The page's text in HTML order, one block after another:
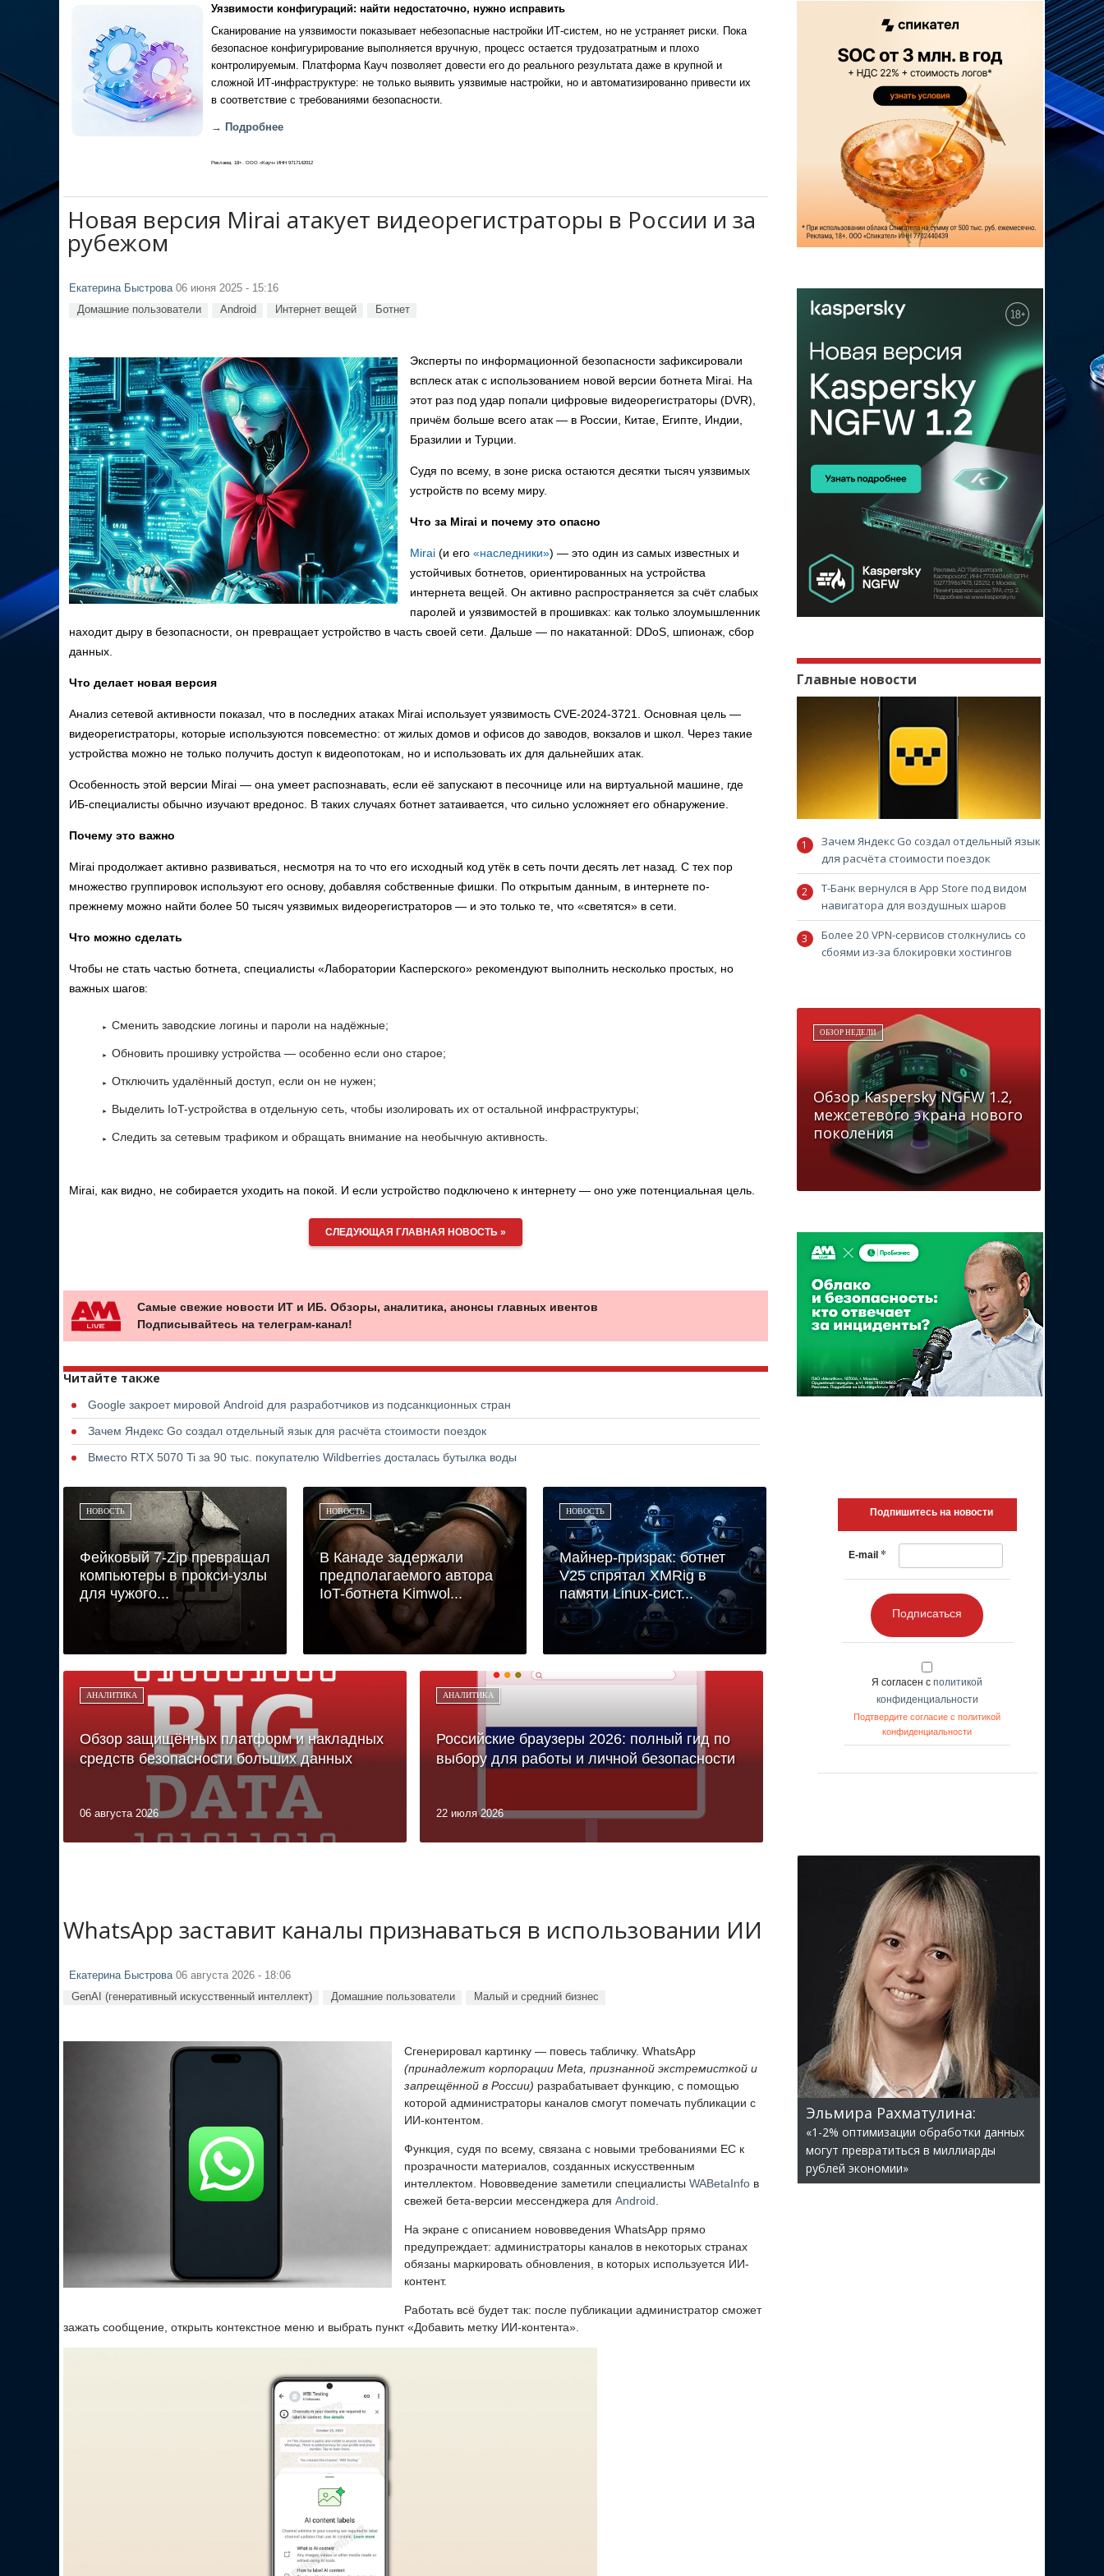
Уязвимости конфигураций: найти недостаточно, нужно исправить
Сканирование на уязвимости показывает небезопасные настройки ИТ-систем, но не устраняет риски. Пока
безопасное конфигурирование выполняется вручную, процесс остается трудозатратным и плохо
контролируемым. Платформа Кауч позволяет довести его до реального результата даже в крупной и
сложной ИТ-инфраструктуре: не только выявить уязвимые настройки, но и автоматизированно привести их
в соответствие с требованиями безопасности.
→ Подробнее
Реклама, 18+. ООО «Кауч» ИНН 9717142012
Новая версия Mirai атакует видеорегистраторы в России и за
рубежом
Екатерина Быстрова06 июня 2025 - 15:16
Домашние пользователи Android Интернет вещей Ботнет
Эксперты по информационной безопасности зафиксировали
всплеск атак с использованием новой версии ботнета Mirai. На
этот раз под удар попали цифровые видеорегистраторы (DVR),
причём больше всего атак — в России, Китае, Египте, Индии,
Бразилии и Турции.
Судя по всему, в зоне риска остаются десятки тысяч уязвимых
устройств по всему миру.
Что за Mirai и почему это опасно
Mirai (и его «наследники») — это один из самых известных и
устойчивых ботнетов, ориентированных на устройства
интернета вещей. Он активно распространяется за счёт слабых
паролей и уязвимостей в прошивках: как только злоумышленник
находит дыру в безопасности, он превращает устройство в часть своей сети. Дальше — по накатанной: DDoS, шпионаж, сбор
данных.
Что делает новая версия
Анализ сетевой активности показал, что в последних атаках Mirai использует уязвимость CVE-2024-3721. Основная цель —
видеорегистраторы, которые используются повсеместно: от жилых домов и офисов до заводов, вокзалов и школ. Через такие
устройства можно не только получить доступ к видеопотокам, но и использовать их для дальнейших атак.
Особенность этой версии Mirai — она умеет распознавать, если её запускают в песочнице или на виртуальной машине, где
ИБ-специалисты обычно изучают вредонос. В таких случаях ботнет затаивается, что сильно усложняет его обнаружение.
Почему это важно
Mirai продолжает активно развиваться, несмотря на то что его исходный код утёк в сеть почти десять лет назад. С тех пор
множество группировок используют его основу, добавляя собственные фишки. По открытым данным, в интернете по-
прежнему можно найти более 50 тысяч уязвимых видеорегистраторов — и это только те, что «светятся» в сети.
Что можно сделать
Чтобы не стать частью ботнета, специалисты «Лаборатории Касперского» рекомендуют выполнить несколько простых, но
важных шагов:
Сменить заводские логины и пароли на надёжные;
Обновить прошивку устройства — особенно если оно старое;
Отключить удалённый доступ, если он не нужен;
Выделить IoT-устройства в отдельную сеть, чтобы изолировать их от остальной инфраструктуры;
Следить за сетевым трафиком и обращать внимание на необычную активность.
Mirai, как видно, не собирается уходить на покой. И если устройство подключено к интернету — оно уже потенциальная цель.
СЛЕДУЮЩАЯ ГЛАВНАЯ НОВОСТЬ »
Самые свежие новости ИТ и ИБ. Обзоры, аналитика, анонсы главных ивентов
Подписывайтесь на телеграм-канал!
Читайте также
Google закроет мировой Android для разработчиков из подсанкционных стран
Зачем Яндекс Go создал отдельный язык для расчёта стоимости поездок
Вместо RTX 5070 Ti за 90 тыс. покупателю Wildberries досталась бутылка воды
НОВОСТЬ
Фейковый 7-Zip превращал
компьютеры в прокси-узлы
для чужого...
НОВОСТЬ
В Канаде задержали
предполагаемого автора
IoT-ботнета Kimwol...
НОВОСТЬ
Майнер-призрак: ботнет
V25 спрятал XMRig в
памяти Linux-сист...
АНАЛИТИКА
Обзор защищённых платформ и накладных
средств безопасности больших данных
06 августа 2026
АНАЛИТИКА
Российские браузеры 2026: полный гид по
выбору для работы и личной безопасности
22 июля 2026
WhatsApp заставит каналы признаваться в использовании ИИ
Екатерина Быстрова 06 августа 2026 - 18:06
GenAI (генеративный искусственный интеллект) Домашние пользователи Малый и средний бизнес
Сгенерировал картинку — повесь табличку. WhatsApp
(принадлежит корпорации Meta, признанной экстремисткой и
запрещённой в России) разрабатывает функцию, с помощью
которой администраторы каналов смогут помечать публикации с
ИИ-контентом.
Функция, судя по всему, связана с новыми требованиями ЕС к
прозрачности материалов, созданных искусственным
интеллектом. Нововведение заметили специалисты WABetaInfo в
свежей бета-версии мессенджера для Android
На экране с описанием нововведения WhatsApp прямо
предупреждает: администраторы каналов в некоторых странах
обязаны маркировать обновления, в которых используется ИИ-
контент.
Работать всё будет так: после публикации администратор сможет
зажать сообщение, открыть контекстное меню и выбрать пункт «Добавить метку ИИ-контента».
Главные новости
Зачем Яндекс Go создал отдельный язык
для расчёта стоимости поездок
Т-Банк вернулся в App Store под видом
навигатора для воздушных шаров
Более 20 VPN-сервисов столкнулись со
сбоями из-за блокировки хостингов
ОБЗОР НЕДЕЛИ
Обзор Kaspersky NGFW 1.2,
межсетевого экрана нового
поколения
Подпишитесь на новости
E-mail *
Подписаться
Я согласен с политикой
конфиденциальности
Подтвердите согласие с политикой
конфиденциальности
Эльмира Рахматулина:
«1-2% оптимизации обработки данных
могут превратиться в миллиарды
рублей экономии»